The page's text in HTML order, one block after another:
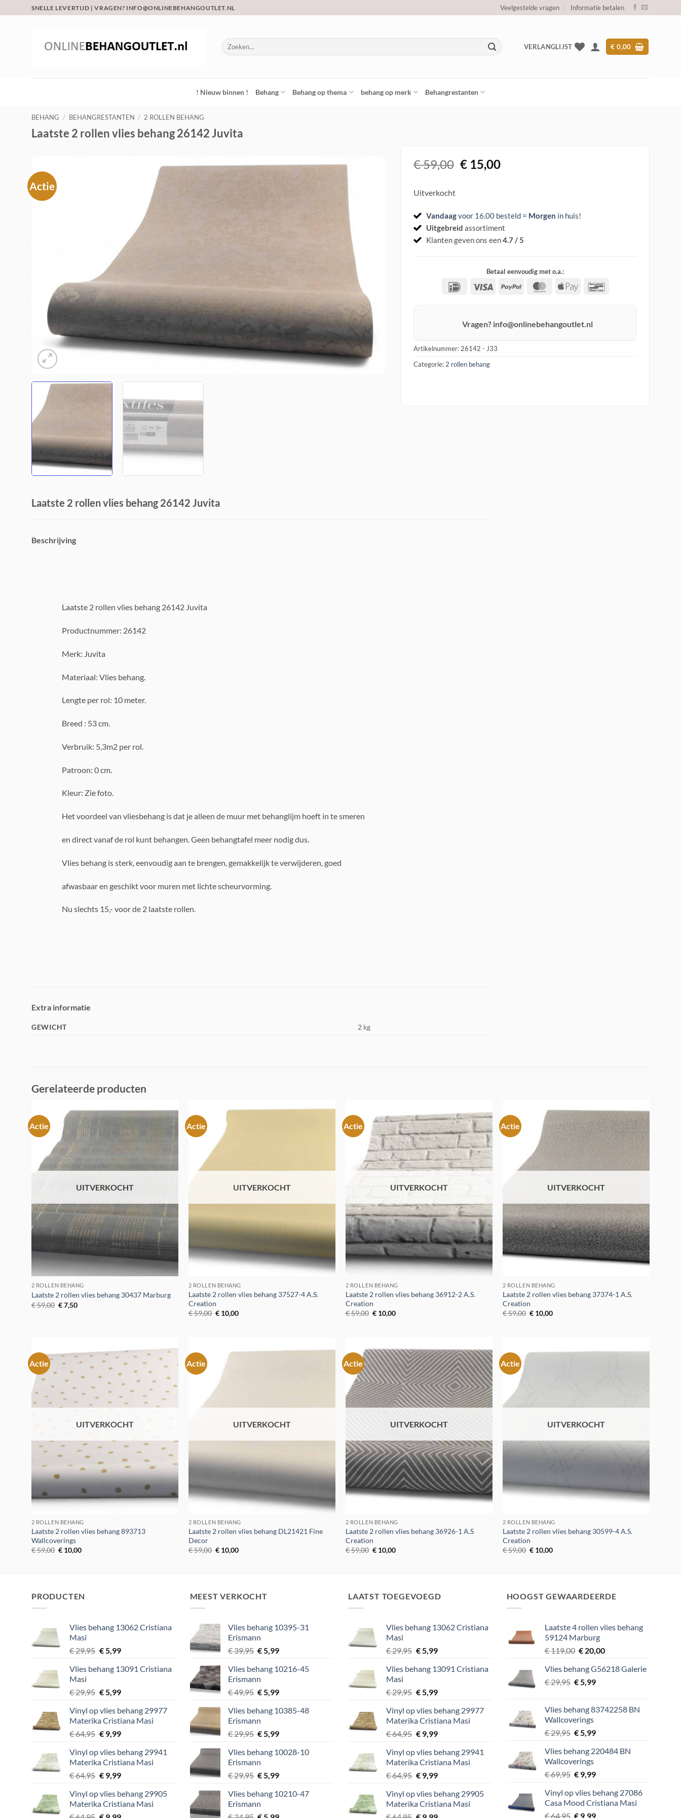
naar
SNELLE LEVERTIJD | VRAGEN? INFO@ONLINEBEHANGOUTLET.NL Veelgestelde vragen Informatie betalen
Zoeken
naar:
VERLANGLIJST € 0,00
! Nieuw binnen ! Behang Behang op thema behang op merk Behangrestanten
BEHANG / BEHANGRESTANTEN / 2 ROLLEN BEHANG
Laatste 2 rollen vlies behang 26142 Juvita
Actie
verlanglijst
€59,00 Oorspronkelijke
€15,00Huidige
Uitverkocht
Vandaagvoor 16.00 besteld = Morgen in huis!
Uitgebreid assortiment
Klanten geven ons een4.7 / 5
Betaal eenvoudig met o.a.:
IDeal Visa PayPal MasterCard
Apple
Vragen? info@onlinebehangoutlet.nl
Artikelnummer:26142 - J33
Categorie:2 rollen behang
Laatste 2 rollen vlies behang 26142 Juvita
Beschrijving
Laatste 2 rollen vlies behang 26142 Juvita
Productnummer: 26142
Merk: Juvita
Materiaal: Vlies behang.
Lengte per rol: 10 meter.
Breed : 53 cm.
Verbruik: 5,3m2 per rol.
Patroon: 0 cm.
Kleur: Zie foto.
Het voordeel van vliesbehang is dat je alleen de muur met behanglijm hoeft in te smeren
en direct vanaf de rol kunt behangen. Geen behangtafel meer nodig dus.
Vlies behang is sterk, eenvoudig aan te brengen, gemakkelijk te verwijderen, goed
afwasbaar en geschikt voor muren met lichte scheurvorming.
Nu slechts 15,- voor de 2 laatste rollen.
Extra informatie
GEWICHT 2 kg
Gerelateerde producten
Actie
UITVERKOCHT
2 ROLLEN BEHANG
Laatste 2 rollen vlies behang 30437 Marburg
€59,00 Oorspronkelijke
prijs
€7,50Huidige
Actie
UITVERKOCHT
2 ROLLEN BEHANG
Laatste 2 rollen vlies behang 37527-4 A.S.
Creation
€59,00 Oorspronkelijke
prijs
€ 10,00Huidige
Actie
Toevoegen
aan
verlanglijst
UITVERKOCHT
2 ROLLEN BEHANG
Laatste 2 rollen vlies behang 36912-2 A.S.
Creation
€59,00 Oorspronkelijke
prijs
€ 10,00Huidige
Actie
Toevoegen
aan
verlanglijst
UITVERKOCHT
2 ROLLEN BEHANG
Laatste 2 rollen vlies behang 37374-1 A.S.
Creation
€59,00 Oorspronkelijke
prijs
€ 10,00Huidige
Actie
Toevoegen
aan
verlanglijst
UITVERKOCHT
2 ROLLEN BEHANG
Laatste 2 rollen vlies behang 893713
Wallcoverings
€59,00 Oorspronkelijke
prijs
€ 10,00Huidige
Actie
UITVERKOCHT
2 ROLLEN BEHANG
Laatste 2 rollen vlies behang DL21421 Fine
Decor
€59,00 Oorspronkelijke
prijs
€ 10,00Huidige
Actie
Toevoegen
aan
verlanglijst
UITVERKOCHT
2 ROLLEN BEHANG
Laatste 2 rollen vlies behang 36926-1 A.S
Creation
€59,00 Oorspronkelijke
prijs
€ 10,00Huidige
Actie
UITVERKOCHT
2 ROLLEN BEHANG
Laatste 2 rollen vlies behang 30599-4 A.S.
Creation
€59,00 Oorspronkelijke
prijs
€ 10,00Huidige
PRODUCTEN
Vlies behang 13062 Cristiana
Masi
€29,95 Oorspronkelijke
was:
€5,99Huidige
is:
Vlies behang 13091 Cristiana
Masi
€29,95 Oorspronkelijke
was:
€ 29,95.
€5,99Huidige
is:
€ 5,99.
Vinyl op vlies behang 29977
Materika Cristiana Masi
€64,95 Oorspronkelijke
was:
€ 64,95.
€9,99Huidige
is:
€ 9,99.
Vinyl op vlies behang 29941
Materika Cristiana Masi
€64,95 Oorspronkelijke
was:
€ 64,95.
€9,99Huidige
is:
€ 9,99.
Vinyl op vlies behang 29905
Materika Cristiana Masi
MEEST VERKOCHT
Vlies behang 10395-31
Erismann
€39,95 Oorspronkelijke
was:
€ 39,95.
€5,99Huidige
is:
Vlies behang 10216-45
Erismann
€49,95 Oorspronkelijke
was:
€ 49,95.
€5,99Huidige
is:
Vlies behang 10385-48
Erismann
€29,95 Oorspronkelijke
was:
€ 29,95.
€5,99Huidige
is:
Vlies behang 10028-10
Erismann
€29,95 Oorspronkelijke
was:
€ 29,95.
€5,99Huidige
is:
Vlies behang 10210-47
Erismann
LAATST TOEGEVOEGD
Vlies behang 13062 Cristiana
Masi
€29,95 Oorspronkelijke
was:
€5,99Huidige
is:
Vlies behang 13091 Cristiana
Masi
€29,95 Oorspronkelijke
was:
€ 29,95.
€5,99Huidige
is:
€ 5,99.
Vinyl op vlies behang 29977
Materika Cristiana Masi
€64,95 Oorspronkelijke
was:
€ 64,95.
€9,99Huidige
is:
€ 9,99.
Vinyl op vlies behang 29941
Materika Cristiana Masi
€64,95 Oorspronkelijke
was:
€ 64,95.
€9,99Huidige
is:
€ 9,99.
Vinyl op vlies behang 29905
Materika Cristiana Masi
HOOGST GEWAARDEERDE
Laatste 4 rollen vlies behang
59124 Marburg
€119,00 Oorspronkelijke
was:
€ 119,00.
€ 20,00Huidige
is:
Vlies behang G56218 Galerie
€29,95 Oorspronkelijke
€ 29,95.
€5,99Huidige
€ 5,99.
Vlies behang 83742258 BN
Wallcoverings
€29,95 Oorspronkelijke
was:
€ 29,95.
€5,99Huidige
is:
Vlies behang 220484 BN
Wallcoverings
€69,95 Oorspronkelijke
was:
€ 69,95.
€ 9,99Huidige
is:
€ 9,99.
Vinyl op vlies behang 27086
Casa Mood Cristiana Masi
€64,95 Oorspronkelijke
€ 9,99Huidige